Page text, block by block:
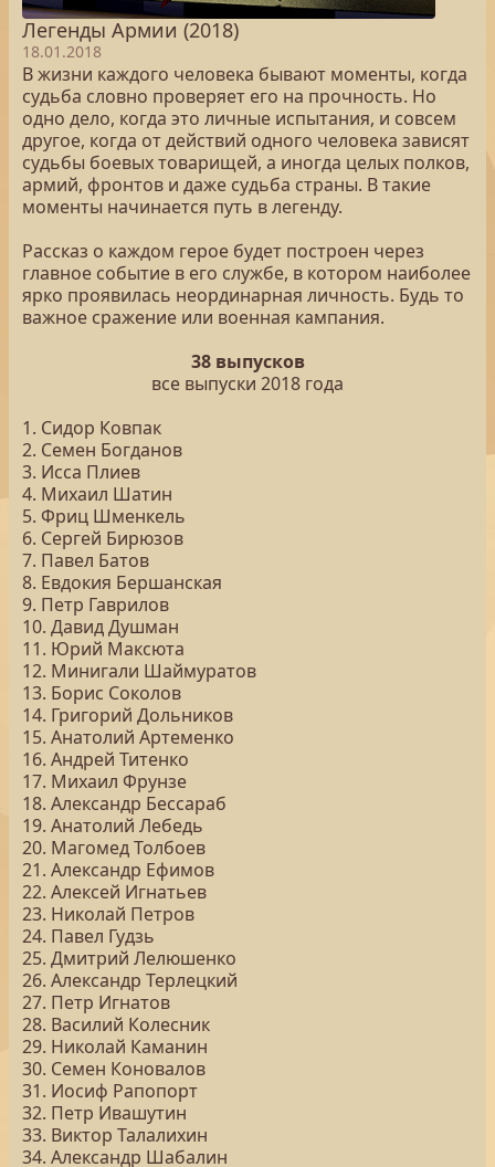
Легенды Армии (2018)
18.01.2018
В жизни каждого человека бывают моменты, когда
судьба словно проверяет его на прочность. Но
одно дело, когда это личные испытания, и совсем
другое, когда от действий одного человека зависят
судьбы боевых товарищей, а иногда целых полков,
армий, фронтов и даже судьба страны. В такие
моменты начинается путь в легенду.
Рассказ о каждом герое будет построен через
главное событие в его службе, в котором наиболее
ярко проявилась неординарная личность. Будь то
важное сражение или военная кампания.
38 выпусков
все выпуски 2018 года
1. Сидор Ковпак
2. Семен Богданов
3. Исса Плиев
4. Михаил Шатин
5. Фриц Шменкель
6. Сергей Бирюзов
7. Павел Батов
8. Евдокия Бершанская
9. Петр Гаврилов
10. Давид Душман
11. Юрий Максюта
12. Минигали Шаймуратов
13. Борис Соколов
14. Григорий Дольников
15. Анатолий Артеменко
16. Андрей Титенко
17. Михаил Фрунзе
18. Александр Бессараб
19. Анатолий Лебедь
20. Магомед Толбоев
21. Александр Ефимов
22. Алексей Игнатьев
23. Николай Петров
24. Павел Гудзь
25. Дмитрий Лелюшенко
26. Александр Терлецкий
27. Петр Игнатов
28. Василий Колесник
29. Николай Каманин
30. Семен Коновалов
31. Иосиф Рапопорт
32. Петр Ивашутин
33. Виктор Талалихин
34. Александр Шабалин